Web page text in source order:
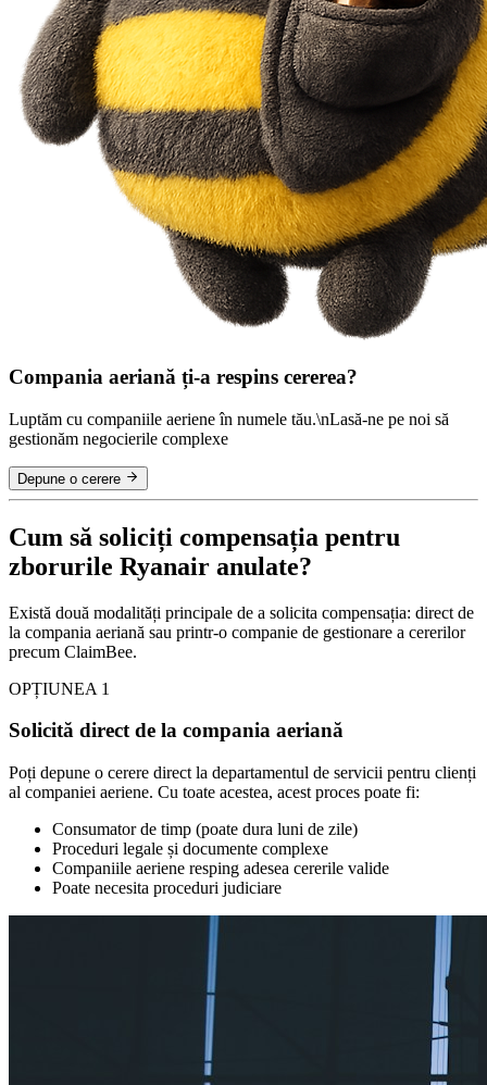
Compania aeriană ți-a respins cererea?
Luptăm cu companiile aeriene în numele tău.\nLasă-ne pe noi să
gestionăm negocierile complexe
Depune o cerere
Cum să soliciți compensația pentru
zborurile Ryanair anulate?
Există două modalități principale de a solicita compensația: direct de
la compania aeriană sau printr-o companie de gestionare a cererilor
precum ClaimBee.
OPȚIUNEA 1
Solicită direct de la compania aeriană
Poți depune o cerere direct la departamentul de servicii pentru clienți
al companiei aeriene. Cu toate acestea, acest proces poate fi:
Consumator de timp (poate dura luni de zile)
Proceduri legale și documente complexe
Companiile aeriene resping adesea cererile valide
Poate necesita proceduri judiciare